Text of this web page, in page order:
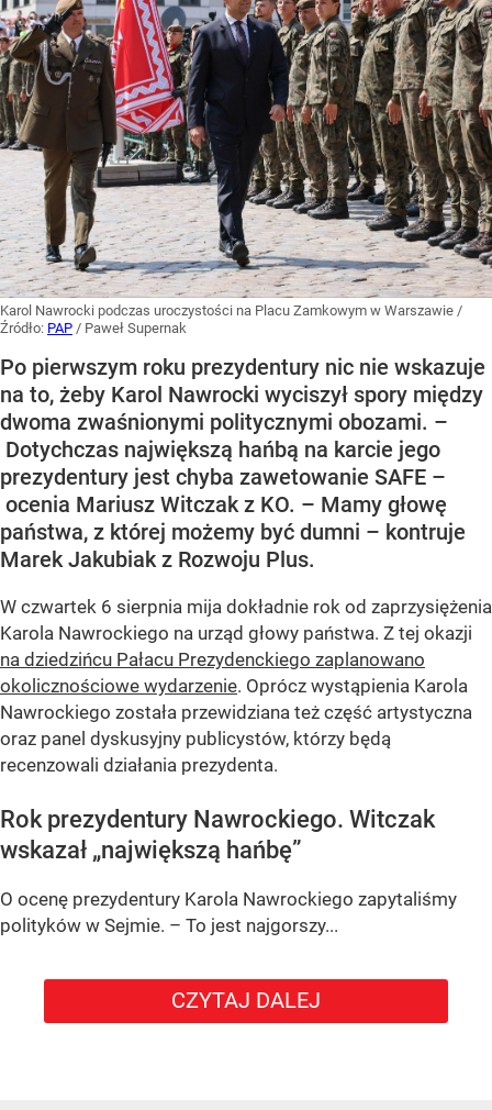
Karol Nawrocki podczas uroczystości na Placu Zamkowym w Warszawie /
Źródło: PAP / Paweł Supernak
Po pierwszym roku prezydentury nic nie wskazuje
na to, żeby Karol Nawrocki wyciszył spory między
dwoma zwaśnionymi politycznymi obozami. –
Dotychczas największą hańbą na karcie jego
prezydentury jest chyba zawetowanie SAFE –
ocenia Mariusz Witczak z KO. – Mamy głowę
państwa, z której możemy być dumni – kontruje
Marek Jakubiak z Rozwoju Plus.
W czwartek 6 sierpnia mija dokładnie rok od zaprzysiężenia
Karola Nawrockiego na urząd głowy państwa. Z tej okazji
na dziedzińcu Pałacu Prezydenckiego zaplanowano
okolicznościowe wydarzenie. Oprócz wystąpienia Karola
Nawrockiego została przewidziana też część artystyczna
oraz panel dyskusyjny publicystów, którzy będą
recenzowali działania prezydenta.
Rok prezydentury Nawrockiego. Witczak
wskazał „największą hańbę”
O ocenę prezydentury Karola Nawrockiego zapytaliśmy
polityków w Sejmie. – To jest najgorszy...
CZYTAJ DALEJ